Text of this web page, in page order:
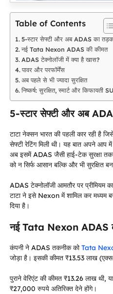
Table of Contents
5-स्टार सेफ्टी और अब ADAS का
नई Tata Nexon ADAS की कीमत
ADAS टेक्नोलॉजी में क्या है खास?
पावर और परफॉर्मेंस
अब पहले से भी ज्यादा सुरक्षित
निष्कर्ष: सुरक्षित, स्मार्ट और किफायती
5-स्टार सेफ्टी और अब
टाटा नेक्सन भारत की पहली कार रही है
सेफ्टी रेटिंग मिली थी। यह बात अपने आप
अब इसमें ADAS जैसी हाई-टेक सुरक्षा
को न सिर्फ आसान बल्कि और भी सुरक्षित
ADAS टेक्नोलॉजी आमतौर पर प्रीमियम
टाटा ने इसे Nexon में शामिल कर मध्यम
दिया है।
नई Tata Nexon ADAS
कंपनी ने ADAS तकनीक कोTata
जोड़ा है। इसकी कीमत ₹13.53 लाख
पुराने वेरिएंट की कीमत ₹13.26 लाख थी,
₹27,000 रुपये अतिरिक्त देने होंगे।